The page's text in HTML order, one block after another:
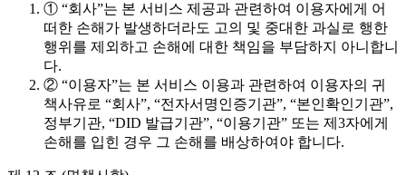
① “회사”는 본 서비스 제공과 관련하여 이용자에게 어
떠한 손해가 발생하더라도 고의 및 중대한 과실로 행한
행위를 제외하고 손해에 대한 책임을 부담하지 아니합니
다.
② “이용자”는 본 서비스 이용과 관련하여 이용자의 귀
책사유로 “회사”, “전자서명인증기관”, “본인확인기관”,
정부기관, “DID 발급기관”, “이용기관” 또는 제3자에게
손해를 입힌 경우 그 손해를 배상하여야 합니다.